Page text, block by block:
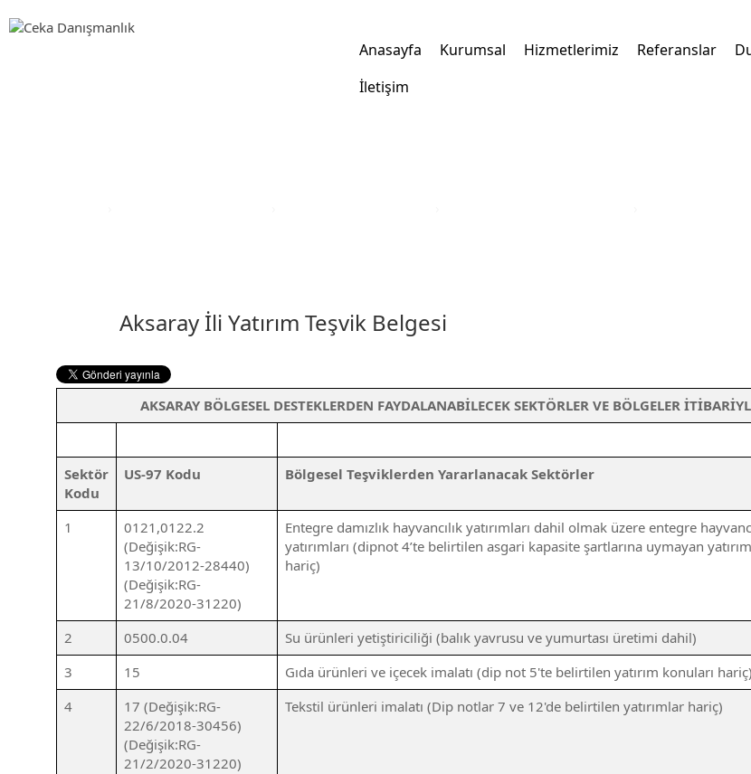
Anasayfa Kurumsal Hizmetlerimiz Referanslar
İletişim
Aksaray İli Yatırım Teşvik Belgesi
AKSARAY BÖLGESEL DESTEKLERDEN FAYDALANABİLECEK SEKTÖRLER VE BÖLGELER
Sektör
Kodu
US-97 Kodu Bölgesel Teşviklerden Yararlanacak Sektörler
1
0121,0122.2
(Değişik:RG-
13/10/2012-28440)
(Değişik:RG-
21/8/2020-31220)
Entegre damızlık hayvancılık yatırımları dahil olmak üzere entegre
yatırımları (dipnot 4’te belirtilen asgari kapasite şartlarına uymayan
hariç)
2 0500.0.04 Su ürünleri yetiştiriciliği (balık yavrusu ve yumurtası üretimi dahil)
3
15 Gıda ürünleri ve içecek imalatı (dip not 5'te belirtilen yatırım konuları hariç)
4
17 (Değişik:RG-
22/6/2018-30456)
(Değişik:RG-
21/2/2020-31220)
Tekstil ürünleri imalatı (Dip notlar 7 ve 12'de belirtilen yatırımlar hariç)